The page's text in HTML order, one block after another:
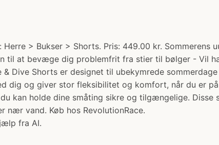
Herre > Bukser > Shorts. Pris: 449.00 kr.
til at bevæge dig problemfrit fra stier til bølger - Vil
Dive Shorts er designet til ubekymrede
dig og giver stor fleksibilitet og komfort, når du er
kan holde dine småting sikre og tilgængelige.
nær vand. Køb hos RevolutionRace.
fra AI.